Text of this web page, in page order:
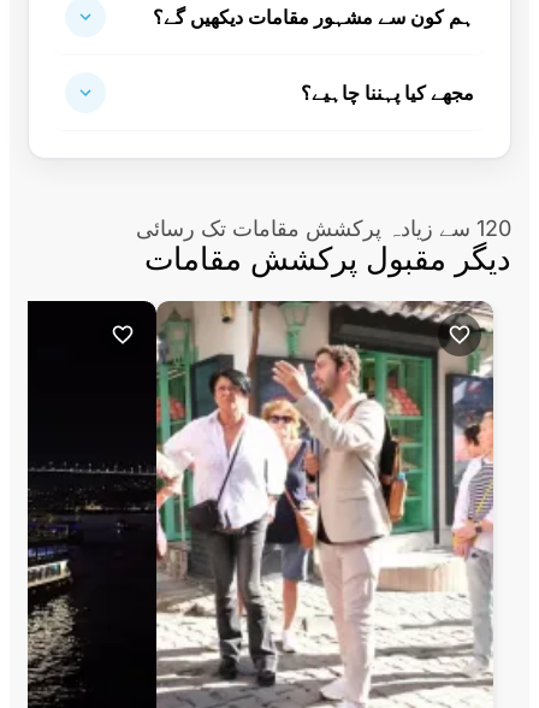
ہم کون سے مشہور مقامات دیکھیں گے؟
مجھے کیا پہننا چاہیے؟
120 سے زیادہ پرکشش مقامات تک رسائی
دیگر مقبول پرکشش مقامات